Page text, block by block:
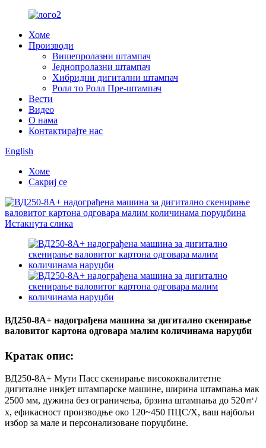
Хоме
Производи
Вишепролазни штампач
Једнопролазни штампач
Хибридни дигитални штампач
Ролл то Ролл Пре-штампач
Вести
Видео
О нама
Контактирајте нас
English
Хоме
Сакриј се
ВД250-8А+ надограђена машина за дигитално скенирање
валовитог картона одговара малим количинама наруџби
Кратак опис:
ВД250-8А+ Мути Пасс скенирање висококвалитетне
дигиталне инкјет штампарске машине, ширина штампања мак
2500 мм, дужина без ограничења, брзина штампања до 520㎡/
х, ефикасност производње око 120~450 ПЦС/Х, ваш најбољи
избор за мале и персонализоване поруџбине.